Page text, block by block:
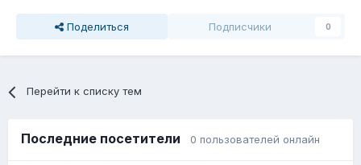
Поделиться Подписчики 0
Перейти к списку тем
Последние посетители 0 пользователей онлайн